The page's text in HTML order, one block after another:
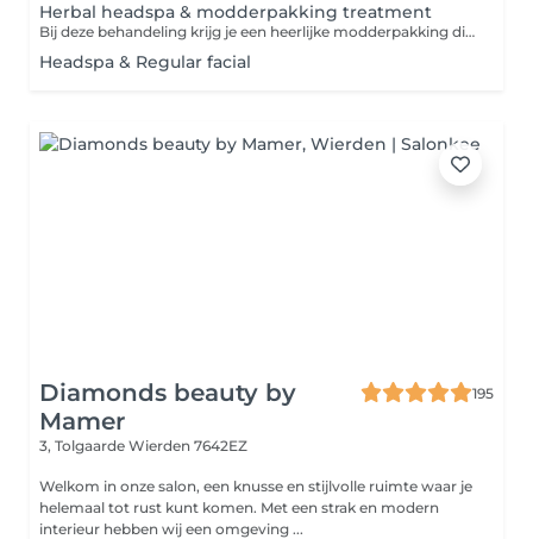
Herbal headspa & modderpakking treatment
Bij deze behandeling krijg je een heerlijke modderpakking die je hoofdhuid kalmeerd , minder snel vettig maakt of roos behandeld. Daarna kun jij heerlijk genieten van een heerlijke headspa treatment die stress verminderd.
Headspa & Regular facial
Diamonds beauty by
Mamer
195
3, Tolgaarde Wierden 7642EZ
Welkom in onze salon, een knusse en stijlvolle ruimte waar je
helemaal tot rust kunt komen. Met een strak en modern
interieur hebben wij een omgeving ...